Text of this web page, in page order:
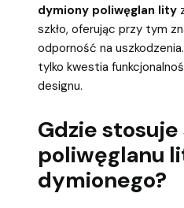
dymiony poliwęglan lity
szkło, oferując przy tym
odporność na
tylko kwestia
designu.
Gdzie stosuje
poliwęglanu
dymionego?